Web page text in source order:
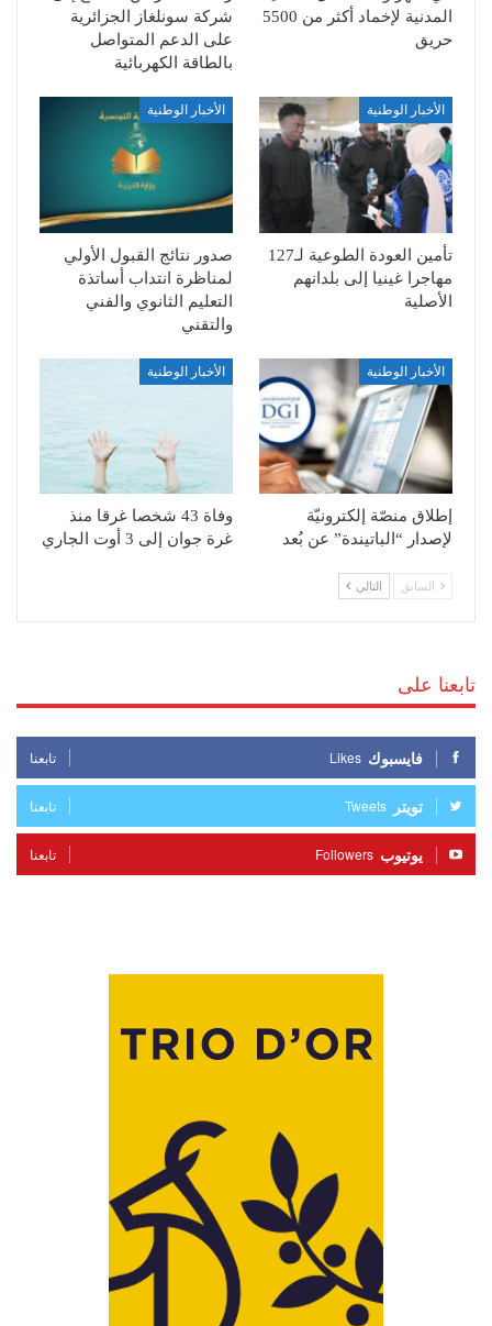
المدنية لإخماد أكثر من 5500
حريق
شركة سونلغاز الجزائرية
على الدعم المتواصل
بالطاقة الكهربائية
الأخبار الوطنية
تأمين العودة الطوعية لـ127
مهاجرا غينيا إلى بلدانهم
الأصلية
الأخبار الوطنية
صدور نتائج القبول الأولي
لمناظرة انتداب أساتذة
التعليم الثانوي والفني
والتقني
الأخبار الوطنية
إطلاق منصّة إلكترونيّة
لإصدار “الباتيندة” عن بُعد
الأخبار الوطنية
وفاة 43 شخصا غرقا منذ
غرة جوان إلى 3 أوت الجاري
السابق التالي
تابعنا على
فايسبوك Likes تابعنا
تويتر Tweets تابعنا
يوتيوب Followers تابعنا